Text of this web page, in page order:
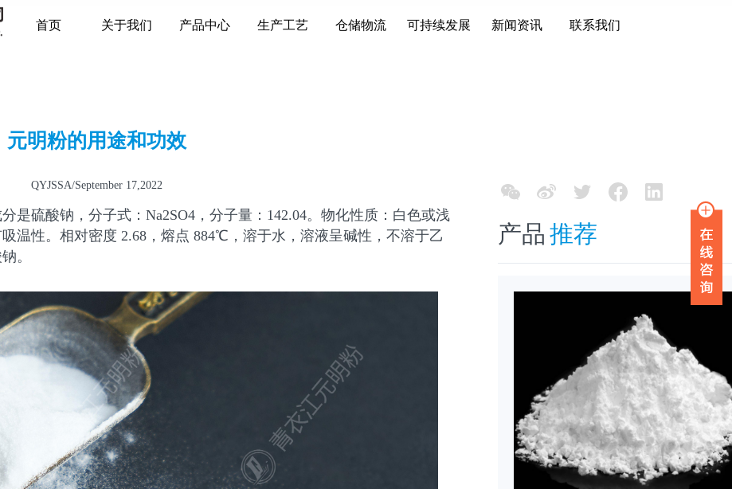
首页 关于我们 产品中心 生产工艺 仓储物流 可持续发展 新闻资讯 联系我们
元明粉的用途和功效
QYJSSA/September 17,2022
是硫酸钠，分子式：Na2SO4，分子量：142.04。物化性质：白色或浅
温性。相对密度 2.68，熔点 884℃，溶于水，溶液呈碱性，不溶于乙
。
产品 推荐